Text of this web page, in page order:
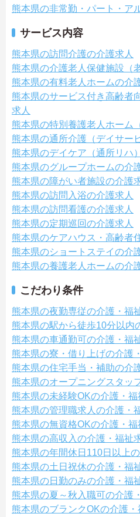
熊本県の非常勤・パート・ア
サービス内容
熊本県の訪問介護の介護求人
熊本県の介護老人保健施設（
熊本県の有料老人ホームの介
熊本県のサービス付き高齢者
求人
熊本県の特別養護老人ホーム
熊本県の通所介護（デイサー
熊本県のデイケア（通所リハ
熊本県のグループホームの介
熊本県の障がい者施設の介護
熊本県の訪問入浴の介護求人
熊本県の訪問看護の介護求人
熊本県の定期巡回の介護求人
熊本県のケアハウス・高齢者
熊本県のショートステイの介
熊本県の養護老人ホームの介
こだわり条件
熊本県の夜勤専従の介護・福
熊本県の駅から徒歩10分以内
熊本県の車通勤可の介護・福
熊本県の寮・借り上げの介護
熊本県の住宅手当・補助の介
熊本県のオープニングスタッ
熊本県の未経験OKの介護・福
熊本県の管理職求人の介護・
熊本県の無資格OKの介護・福
熊本県の高収入の介護・福祉
熊本県の年間休日110日以上
熊本県の土日祝休の介護・福
熊本県の日勤のみの介護・福
熊本県の夏～秋入職可の介護
熊本県のブランクOKの介護・